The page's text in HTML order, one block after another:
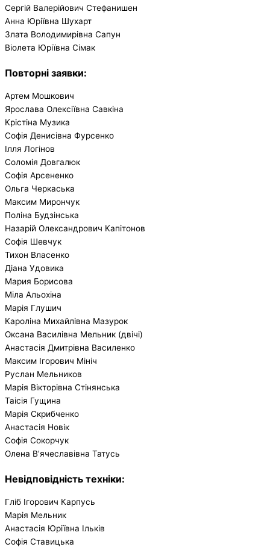
Сергій Валерійович Стефанишен
Анна Юріївна Шухарт
Злата Володимирівна Сапун
Віолета Юріївна Сімак
Повторні заявки:
Артем Мошкович
Ярослава Олексіївна Савкіна
Крістіна Музика
Софія Денисівна Фурсенко
Ілля Логінов
Соломія Довгалюк
Софія Арсененко
Ольга Черкаська
Максим Мирончук
Поліна Будзінська
Назарій Олександрович Капітонов
Софія Шевчук
Тихон Власенко
Діана Удовика
Мария Борисова
Міла Альохіна
Марія Глушич
Кароліна Михайлівна Мазурок
Оксана Василівна Мельник (двічі)
Анастасія Дмитрівна Василенко
Максим Ігорович Мініч
Руслан Мельников
Марія Вікторівна Стінянська
Таісія Гущина
Марія Скрибченко
Анастасія Новік
Софія Сокорчук
Олена В’ячеславівна Татусь
Невідповідність техніки:
Гліб Ігорович Карпусь
Марія Мельник
Анастасія Юріївна Ільків
Софія Ставицька